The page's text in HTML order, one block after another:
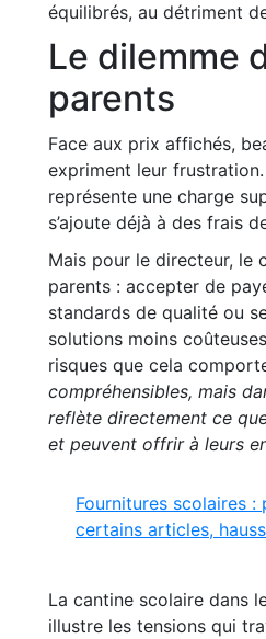
équilibrés, au détriment
Le dilemme
parents
Face aux prix affichés,
expriment leur
représente une charge
s’ajoute déjà à des frais
Mais pour le directeur, le
parents : accepter de
standards de qualité ou
solutions moins
risques que cela
compréhensibles, mais
reflète directement ce
et peuvent offrir à leurs
Fournitures scolaires
certains articles,
La cantine scolaire dans
illustre les tensions qui